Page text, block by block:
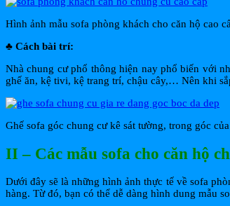
Hình ảnh mẫu sofa phòng khách cho căn hộ cao
♣ Cách bài trí:
Nhà chung cư phổ thông hiện nay phổ biến với
ghế ăn, kệ tivi, kệ trang trí, chậu cây,… Nên khi
Ghế sofa góc chung cư kê sát tường, trong góc
II – Các mẫu sofa cho căn hộ
Dưới đây sẽ là những hình ảnh thực tế về sofa
hàng. Từ đó, bạn có thể dễ dàng hình dung mẫu